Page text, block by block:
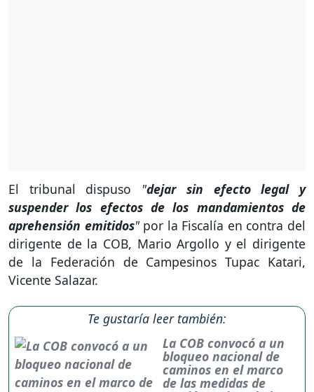
El tribunal dispuso "dejar sin efecto legal y
suspender los efectos de los mandamientos de
aprehensión emitidos"por la Fiscalía en contra del
dirigente de la COB, Mario Argollo y el dirigente
de la Federación de Campesinos Tupac Katari,
Vicente Salazar.
Te gustaría leer también:
La COB convocó a un
bloqueo nacional de
caminos en el marco
de las medidas de